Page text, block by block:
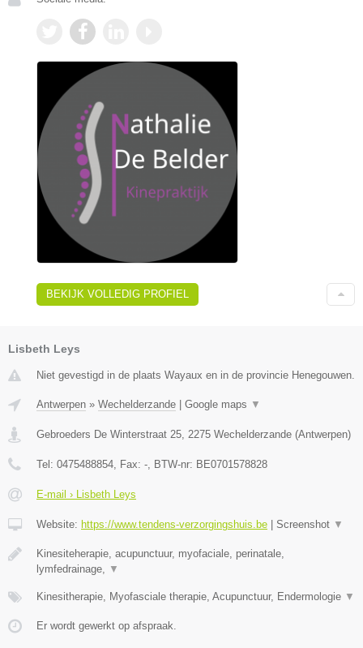
BEKIJK VOLLEDIG PROFIEL
Lisbeth Leys
Niet gevestigd in de plaats Wayaux en in de provincie Henegouwen.
Antwerpen » Wechelderzande | Google maps ▼
Gebroeders De Winterstraat 25 2275 Wechelderzande (Antwerpen)
Tel: 0475488854 , Fax: - , BTW-nr: BE0701578828
E-mail › Lisbeth Leys
Website: https://www.tendens-verzorgingshuis.be | Screenshot ▼
Kinesiteherapie, acupunctuur, myofaciale, perinatale,
lymfedrainage,
▼
Kinesitherapie, Myofasciale therapie, Acupunctuur, Endermologie ▼
Er wordt gewerkt op afspraak.